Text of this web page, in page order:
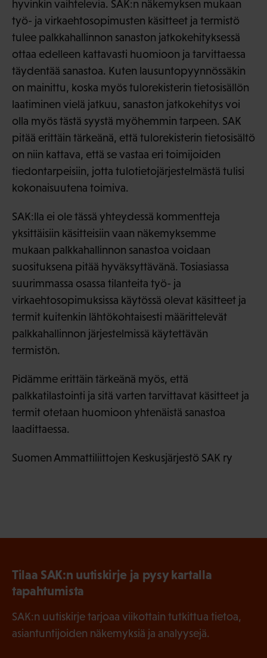
hyvinkin vaihtelevia. SAK:n näkemyksen mukaan
työ- ja virkaehtosopimusten käsitteet ja termistö
tulee palkkahallinnon sanaston jatkokehityksessä
ottaa edelleen kattavasti huomioon ja tarvittaessa
täydentää sanastoa. Kuten lausuntopyynnössäkin
on mainittu, koska myös tulorekisterin tietosisällön
laatiminen vielä jatkuu, sanaston jatkokehitys voi
olla myös tästä syystä myöhemmin tarpeen. SAK
pitää erittäin tärkeänä, että tulorekisterin tietosisältö
on niin kattava, että se vastaa eri toimijoiden
tiedontarpeisiin, jotta tulotietojärjestelmästä tulisi
kokonaisuutena toimiva.
SAK:lla ei ole tässä yhteydessä kommentteja
yksittäisiin käsitteisiin vaan näkemyksemme
mukaan palkkahallinnon sanastoa voidaan
suosituksena pitää hyväksyttävänä. Tosiasiassa
suurimmassa osassa tilanteita työ- ja
virkaehtosopimuksissa käytössä olevat käsitteet ja
termit kuitenkin lähtökohtaisesti määrittelevät
palkkahallinnon järjestelmissä käytettävän
termistön.
Pidämme erittäin tärkeänä myös, että
palkkatilastointi ja sitä varten tarvittavat käsitteet ja
termit otetaan huomioon yhtenäistä sanastoa
laadittaessa.
Suomen Ammattiliittojen Keskusjärjestö SAK ry
Tilaa SAK:n uutiskirje ja pysy kartalla
tapahtumista
SAK:n uutiskirje tarjoaa viikottain tutkittua tietoa,
asiantuntijoiden näkemyksiä ja analyysejä.